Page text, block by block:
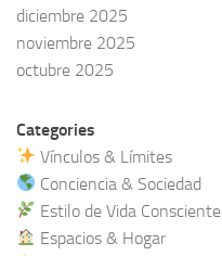
diciembre 2025
noviembre 2025
octubre 2025
Categories
Vínculos & Límites
Conciencia & Sociedad
Estilo de Vida Consciente
Espacios & Hogar